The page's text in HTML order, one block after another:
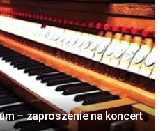
– zaproszenie na koncert